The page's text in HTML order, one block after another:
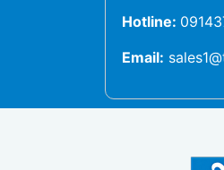
Hotline:
Email: